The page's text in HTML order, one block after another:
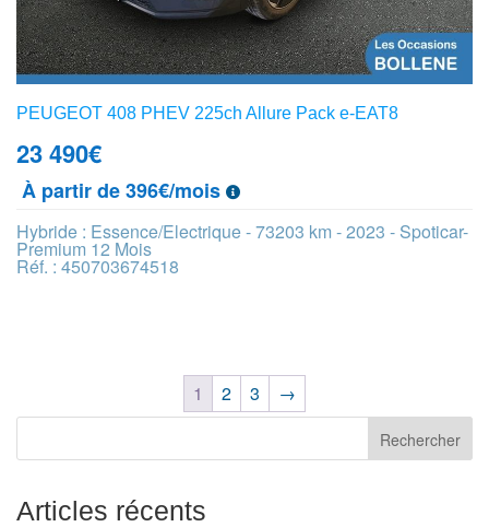
PEUGEOT 408 PHEV 225ch Allure Pack e-EAT8
23 490€
À partir de 396€/mois
Hybride : Essence/Electrique - 73203 km - 2023 - Spoticar-
Premium 12 Mois
Réf. : 450703674518
1 2 3 →
Articles récents